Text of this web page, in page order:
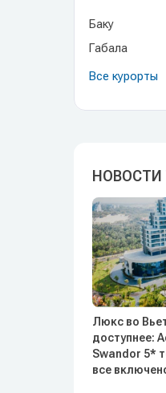
Баку
Габала
Все курорты
Люкс во
доступнее:
Swandor 5*
все